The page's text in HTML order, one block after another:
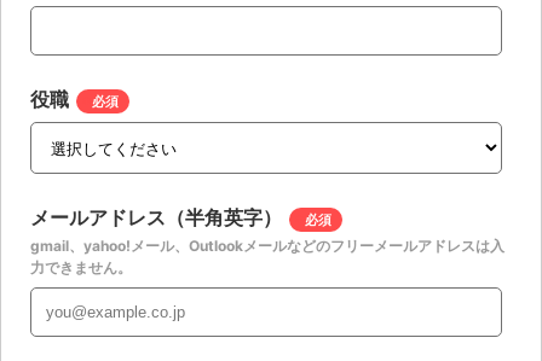
役職
メールアドレス（半角英字）
gmail、yahoo!メール、Outlookメールなどのフリーメールアドレスは入
力できません。